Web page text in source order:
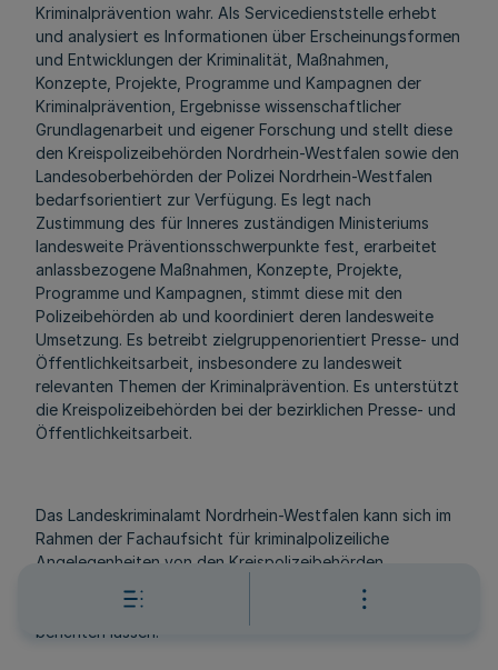
Kriminalprävention wahr. Als Servicedienststelle erhebt
und analysiert es Informationen über Erscheinungsformen
und Entwicklungen der Kriminalität, Maßnahmen,
Konzepte, Projekte, Programme und Kampagnen der
Kriminalprävention, Ergebnisse wissenschaftlicher
Grundlagenarbeit und eigener Forschung und stellt diese
den Kreispolizeibehörden Nordrhein-Westfalen sowie den
Landesoberbehörden der Polizei Nordrhein-Westfalen
bedarfsorientiert zur Verfügung. Es legt nach
Zustimmung des für Inneres zuständigen Ministeriums
landesweite Präventionsschwerpunkte fest, erarbeitet
anlassbezogene Maßnahmen, Konzepte, Projekte,
Programme und Kampagnen, stimmt diese mit den
Polizeibehörden ab und koordiniert deren landesweite
Umsetzung. Es betreibt zielgruppenorientiert Presse- und
Öffentlichkeitsarbeit, insbesondere zu landesweit
relevanten Themen der Kriminalprävention. Es unterstützt
die Kreispolizeibehörden bei der bezirklichen Presse- und
Öffentlichkeitsarbeit.
Das Landeskriminalamt Nordrhein-Westfalen kann sich im
Rahmen der Fachaufsicht für kriminalpolizeiliche
Angelegenheiten von den Kreispolizeibehörden
Nordrhein-Westfalen zu kriminalpräventiven Maßnahmen,
Konzepten, Projekten, Programmen und Kampagnen
berichten lassen.